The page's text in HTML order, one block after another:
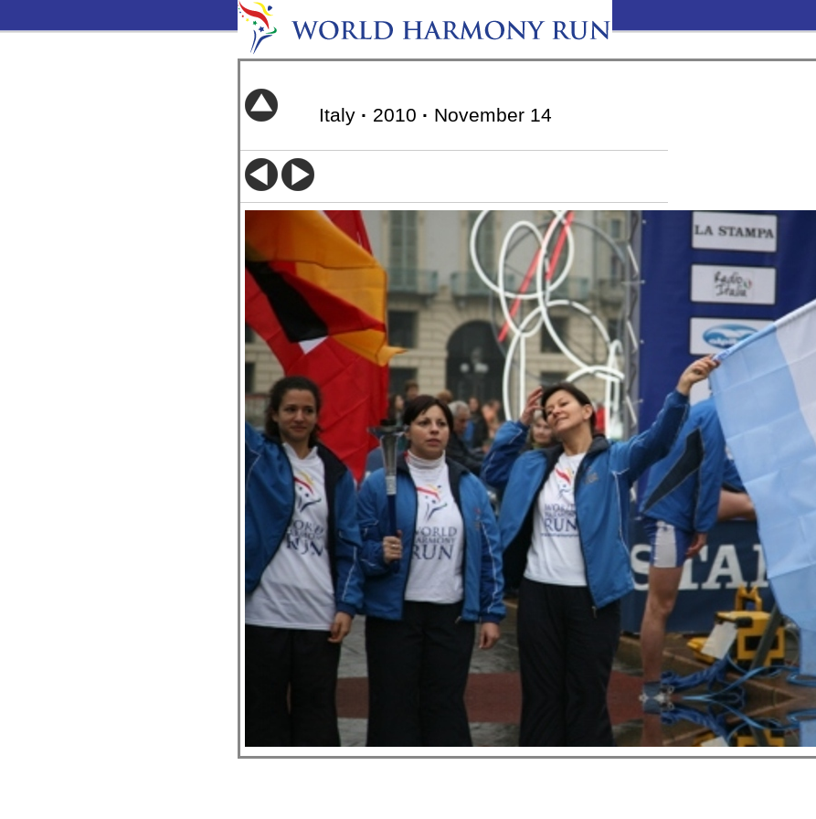
Italy · 2010 · November 14